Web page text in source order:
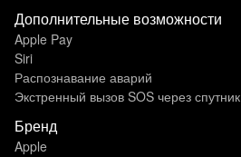
Дополнительные возможности
Apple Pay
Siri
Распознавание аварий
Экстренный вызов SOS через спутник
Бренд
Apple